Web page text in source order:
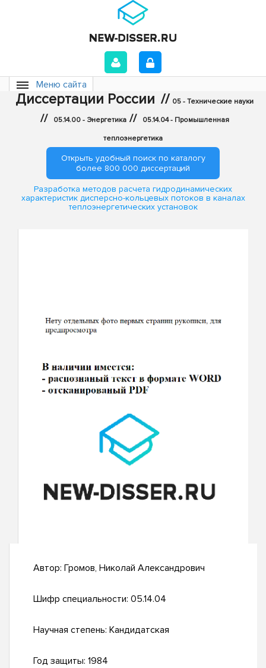
Меню сайта
Диссертации России // 05 - Технические науки
// 05.14.00 - Энергетика // 05.14.04 - Промышленная
теплоэнергетика
Открыть удобный поиск по каталогу
более 800 000 диссертаций
Разработка методов расчета гидродинамических
характеристик дисперсно-кольцевых потоков в каналах
теплоэнергетических установок
Автор: Громов, Николай Александрович
Шифр специальности: 05.14.04
Научная степень: Кандидатская
Год защиты: 1984